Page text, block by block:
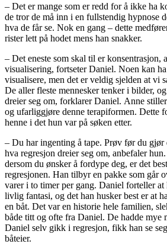
– Det er mange som er redd for å ikke ha
de tror de må inn i en fullstendig hypnose
hva de får se. Nok en gang – dette
rister lett på hodet mens han snakker.
– Det eneste som skal til er konsentrasjon,
visualisering, fortseter Daniel. Noen kan
visualisere, men det er veldig sjelden at vi
De aller fleste mennesker tenker i bilder,
dreier seg om, forklarer Daniel. Anne
og ufarliggjøre denne terapiformen. Dette
henne i det hun var på søken etter.
– Du har ingenting å tape. Prøv før du gjør
hva regresjon dreier seg om, anbefaler
dersom du ønsker å fordype deg, er det
regresjonen. Han tilbyr en pakke som går
varer i to timer per gang. Daniel forteller at
livlig fantasi, og det han husker best er at
en båt. Det var en historie hele familien,
både titt og ofte fra Daniel. De hadde mye
Daniel selv gikk i regresjon, fikk han se
båteier.